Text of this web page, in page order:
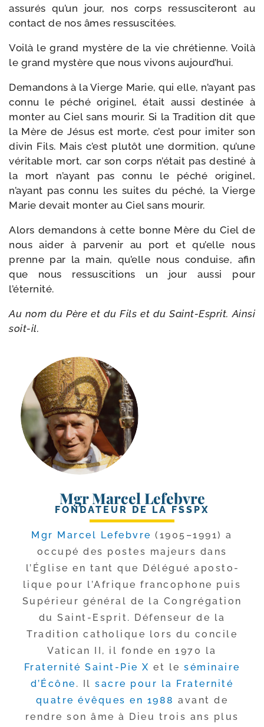
assu­rés qu’un jour, nos corps res­sus­ci­te­ront au
contact de nos âmes ressuscitées.
Voilà le grand mys­tère de la vie chré­tienne. Voilà
le grand mys­tère que nous vivons aujourd’hui.
Demandons à la Vierge Marie, qui elle, n’ayant pas
connu le péché ori­gi­nel, était aus­si des­ti­née à
mon­ter au Ciel sans mou­rir. Si la Tradition dit que
la Mère de Jésus est morte, c’est pour imi­ter son
divin Fils. Mais c’est plu­tôt une dor­mi­tion, qu’une
véri­table mort, car son corps n’était pas des­ti­né à
la mort n’ayant pas connu le péché ori­gi­nel,
n’ayant pas connu les suites du péché, la Vierge
Marie devait mon­ter au Ciel sans mourir.
Alors deman­dons à cette bonne Mère du Ciel de
nous aider à par­ve­nir au port et qu’elle nous
prenne par la main, qu’elle nous conduise, afin
que nous res­sus­ci­tions un jour aus­si pour
l’éternité.
Au nom du Père et du Fils et du Saint-​Esprit. Ainsi
soit-il.
Mgr Marcel Lefebvre
FONDATEUR DE LA FSSPX
Mgr Marcel Lefebvre (1905–1991) a
occu­pé des postes majeurs dans
l’Église en tant que Délégué apos­to­
lique pour l’Afrique fran­co­phone puis
Supérieur géné­ral de la Congrégation
du Saint-​Esprit. Défenseur de la
Tradition catho­lique lors du concile
Vatican II, il fonde en 1970 la
Fraternité Saint-​Pie X et le sémi­naire
d’Écône . Il sacre pour la Fraternité
quatre évêques en 1988 avant de
rendre son âme à Dieu trois ans plus